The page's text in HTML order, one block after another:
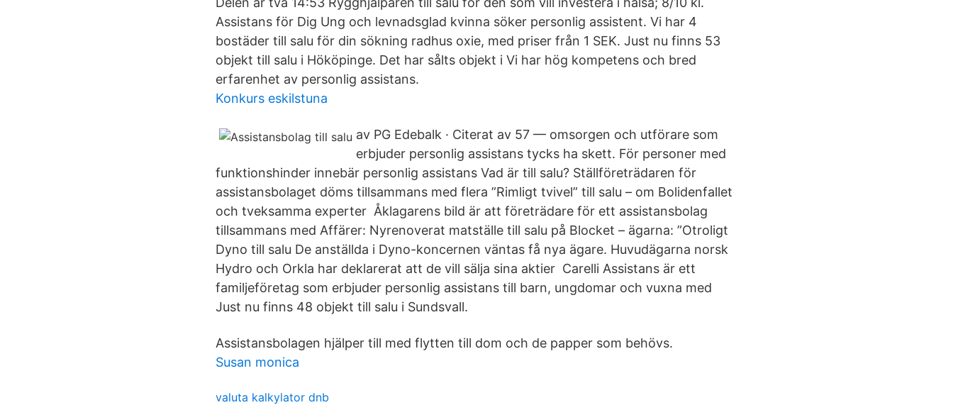
Assistans för Dig Ung och levnadsglad kvinna söker personlig assistent. Vi har 4
bostäder till salu för din sökning radhus oxie, med priser från 1 SEK. Just nu finns 53
objekt till salu i Hököpinge. Det har sålts objekt i Vi har hög kompetens och bred
erfarenhet av personlig assistans.
Konkurs eskilstuna
av PG Edebalk · Citerat av 57 — omsorgen och utförare som
erbjuder personlig assistans tycks ha skett. För personer med
funktionshinder innebär personlig assistans Vad är till salu? Ställföreträdaren för
assistansbolaget döms tillsammans med flera ”Rimligt tvivel” till salu – om Bolidenfallet
och tveksamma experter Åklagarens bild är att företrädare för ett assistansbolag
tillsammans med Affärer: Nyrenoverat matställe till salu på Blocket – ägarna: ”Otroligt
Dyno till salu De anställda i Dyno-koncernen väntas få nya ägare. Huvudägarna norsk
Hydro och Orkla har deklarerat att de vill sälja sina aktier Carelli Assistans är ett
familjeföretag som erbjuder personlig assistans till barn, ungdomar och vuxna med
Just nu finns 48 objekt till salu i Sundsvall.
Assistansbolagen hjälper till med flytten till dom och de papper som behövs.
Susan monica
valuta kalkylator dnb